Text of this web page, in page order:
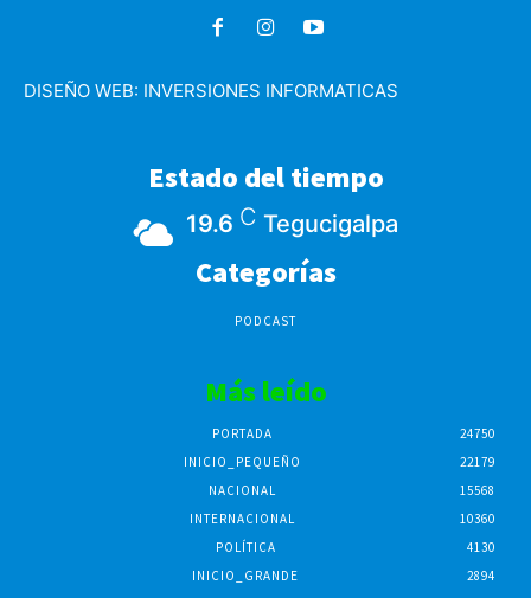
DISEÑO WEB: INVERSIONES INFORMATICAS
Estado del tiempo
19.6 C Tegucigalpa
Categorías
PODCAST
Más leído
PORTADA
24750
INICIO_PEQUEÑO
22179
NACIONAL
15568
INTERNACIONAL
10360
POLÍTICA
4130
INICIO_GRANDE
2894